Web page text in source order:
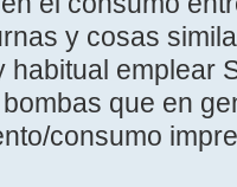
y cosas
habitual emplear
que en
consumo